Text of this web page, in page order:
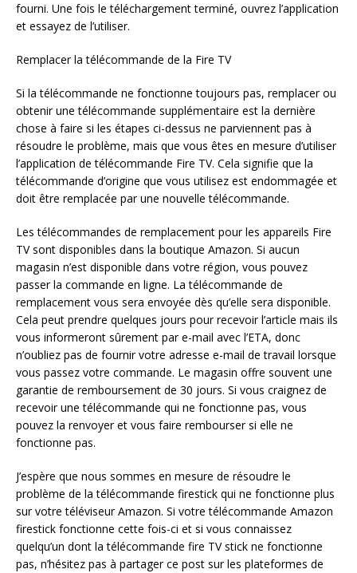
fourni. Une fois le téléchargement terminé, ouvrez l’application
et essayez de l’utiliser.
Remplacer la télécommande de la Fire TV
Si la télécommande ne fonctionne toujours pas, remplacer ou
obtenir une télécommande supplémentaire est la dernière
chose à faire si les étapes ci-dessus ne parviennent pas à
résoudre le problème, mais que vous êtes en mesure d’utiliser
l’application de télécommande Fire TV. Cela signifie que la
télécommande d’origine que vous utilisez est endommagée et
doit être remplacée par une nouvelle télécommande.
Les télécommandes de remplacement pour les appareils Fire
TV sont disponibles dans la boutique Amazon. Si aucun
magasin n’est disponible dans votre région, vous pouvez
passer la commande en ligne. La télécommande de
remplacement vous sera envoyée dès qu’elle sera disponible.
Cela peut prendre quelques jours pour recevoir l’article mais ils
vous informeront sûrement par e-mail avec l’ETA, donc
n’oubliez pas de fournir votre adresse e-mail de travail lorsque
vous passez votre commande. Le magasin offre souvent une
garantie de remboursement de 30 jours. Si vous craignez de
recevoir une télécommande qui ne fonctionne pas, vous
pouvez la renvoyer et vous faire rembourser si elle ne
fonctionne pas.
J’espère que nous sommes en mesure de résoudre le
problème de la télécommande firestick qui ne fonctionne plus
sur votre téléviseur Amazon. Si votre télécommande Amazon
firestick fonctionne cette fois-ci et si vous connaissez
quelqu’un dont la télécommande fire TV stick ne fonctionne
pas, n’hésitez pas à partager ce post sur les plateformes de